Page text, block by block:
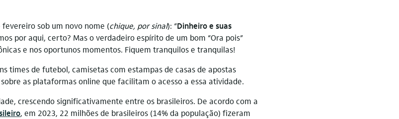
sob um novo nome (chique, por sinal): “Dinheiro e suas
por aqui, certo? Mas o verdadeiro espírito de um bom “Ora pois”
e nos oportunos momentos. Fiquem tranquilos e tranquilas!
times de futebol, camisetas com estampas de casas de apostas
as plataformas online que facilitam o acesso a essa atividade.
crescendo significativamente entre os brasileiros. De acordo com a
, em 2023, 22 milhões de brasileiros (14% da população) fizeram